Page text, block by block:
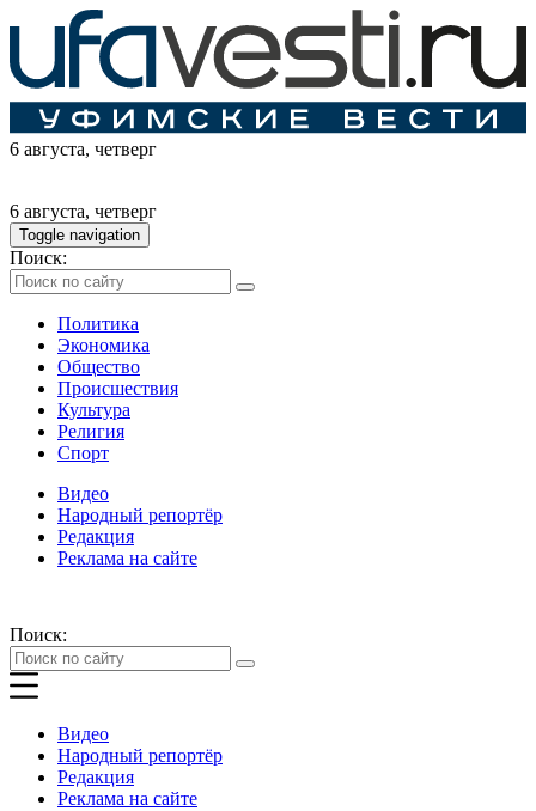
6 августа, четверг
6 августа, четверг
Toggle navigation
Поиск:
Политика
Экономика
Общество
Происшествия
Культура
Религия
Спорт
Видео
Народный репортёр
Редакция
Реклама на сайте
Поиск:
Видео
Народный репортёр
Редакция
Реклама на сайте